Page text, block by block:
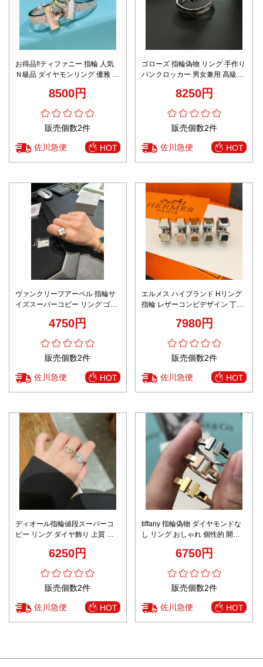
お得品‼ティファニー 指輪 人気
Ｎ級品 ダイヤモンリング 優雅 眩
8500円
販売個数2件
佐川急便 HOT
ゴローズ 指輪偽物 リング 手作り
パンクロッカー 男女兼用 高級品
8250円
販売個数2件
佐川急便 HOT
ヴァンクリーフアーペル 指輪サ
イズスーパーコピー リング ゴー
4750円
販売個数2件
佐川急便 HOT
エルメス ハイブランド Hリング
指輪 レザーコンビデザイン 丁寧
7980円
販売個数2件
佐川急便 HOT
ディオール指輪値段スーパーコ
ピー リング ダイヤ飾り 上質 優
6250円
販売個数2件
佐川急便 HOT
tiffany 指輪偽物 ダイヤモンドな
し リング おしゃれ 個性的 開け
6750円
販売個数2件
佐川急便 HOT